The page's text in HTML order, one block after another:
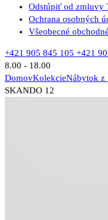
Odstúpiť od zmluvy
Ochrana osobných
Všeobecné
+421 905 845 105 +421
8.00 - 18.00
DomovKolekcieNábytok z
SKANDO 12